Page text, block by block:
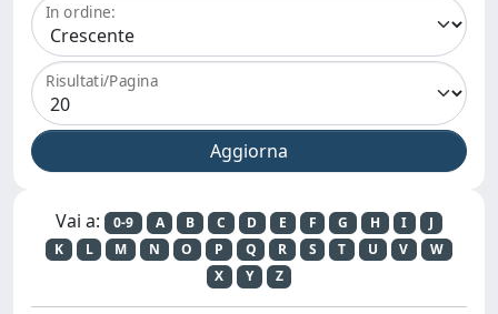
In ordine:
Risultati/Pagina
Vai a: 0-9 A B C D E F G H I
J
K
L M N O P Q R S T U V
W
X
Y Z